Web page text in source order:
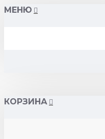
МЕНЮ
КОРЗИНА